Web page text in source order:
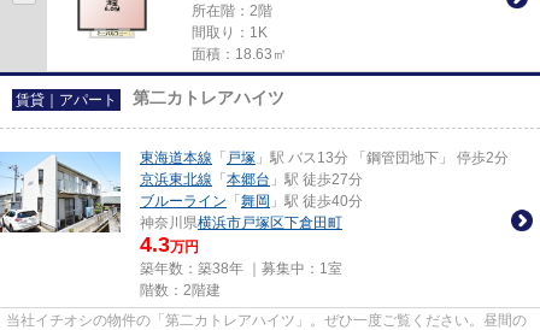
所在階：2階
間取り：1K
面積：18.63㎡
賃貸｜アパート 第二カトレアハイツ
東海道本線 「 戸塚 」駅 バス13分 「鋼管団地下」 停歩2分
京浜東北線 「 本郷台 」駅 徒歩27分
ブルーライン 「 舞岡 」駅 徒歩40分
神奈川県横浜市戸塚区下倉田町
4.3万円
築年数：築38年 ｜募集中： 1室
階数：2階建
当社イチオシの物件の「第二カトレアハイツ」。ぜひ一度ご覧ください。昼間の